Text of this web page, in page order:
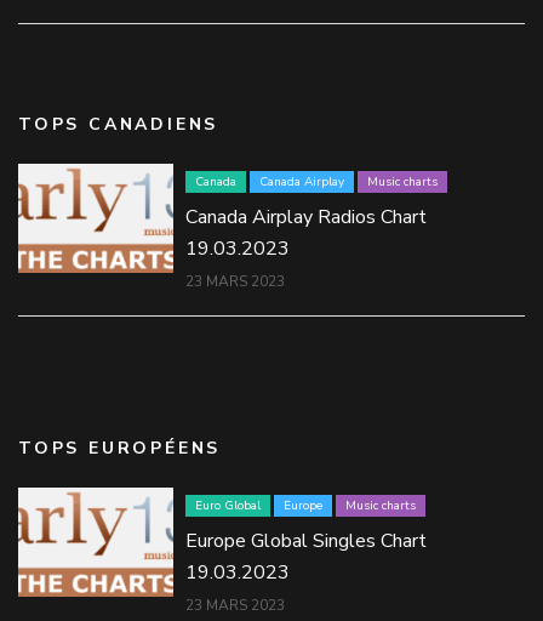
TOPS CANADIENS
Canada Canada Airplay Music charts
Canada Airplay Radios Chart
19.03.2023
23 MARS 2023
TOPS EUROPÉENS
Euro Global Europe Music charts
Europe Global Singles Chart
19.03.2023
23 MARS 2023